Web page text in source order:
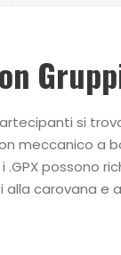
si
meccanico a
possono
carovana e